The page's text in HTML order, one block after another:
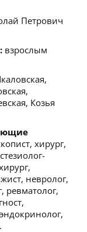
Петрович
взрослым
Козья
хирург,
невролог,
ревматолог,